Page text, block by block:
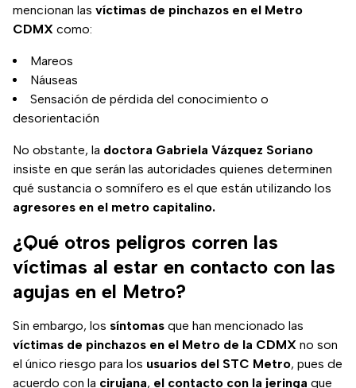
mencionan las víctimas de pinchazos en el Metro
CDMX como:
Mareos
Náuseas
Sensación de pérdida del conocimiento o
desorientación
No obstante, la doctora Gabriela Vázquez Soriano
insiste en que serán las autoridades quienes determinen
qué sustancia o somnífero es el que están utilizando los
agresores en el metro capitalino.
¿Qué otros peligros corren las
víctimas al estar en contacto con las
agujas en el Metro?
Sin embargo, los síntomas que han mencionado las
víctimas de pinchazos en el Metro de la CDMX no son
el único riesgo para los usuarios del STC Metro, pues de
acuerdo con la cirujana, el contacto con la jeringa que